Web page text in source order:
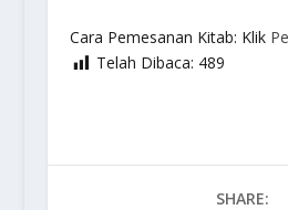
Cara Pemesanan Kitab: Klik
Telah Dibaca: 489
SHARE: